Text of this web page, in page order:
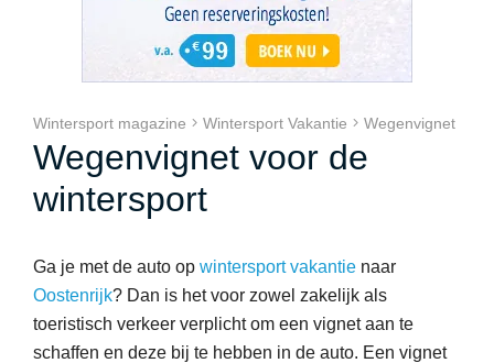
Wintersport magazine Wintersport Vakantie Wegenvignet
Wegenvignet voor de
wintersport
Ga je met de auto op wintersport vakantie naar
Oostenrijk? Dan is het voor zowel zakelijk als
toeristisch verkeer verplicht om een vignet aan te
schaffen en deze bij te hebben in de auto. Een vignet